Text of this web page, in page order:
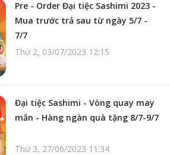
Pre - Order Đại tiệc Sashimi 2023 -
Mua trước trả sau từ ngày 5/7 -
7/7
Thứ 2, 03/07/2023 12:15
Đại tiệc Sashimi - Vòng quay may
mắn - Hàng ngàn quà tặng 8/7-9/7
Thứ 3, 27/06/2023 11:34